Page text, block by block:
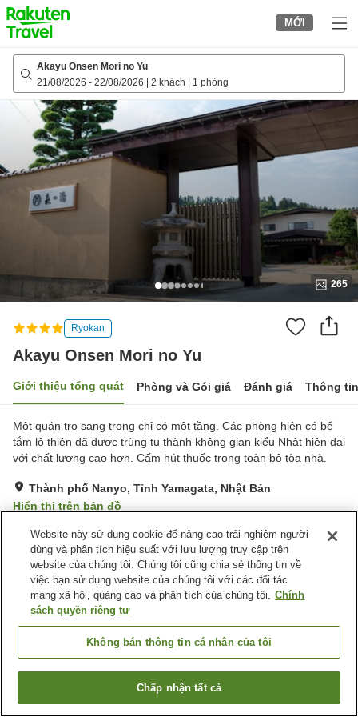
to
top
page
MỚI
Akayu Onsen Mori no Yu
21/08/2026 - 22/08/2026 2 khách 1 phòng
265
Ryokan
Akayu Onsen Mori no Yu
Giới thiệu tổng quát Phòng và Gói giá Đánh giá Thông
Một quán trọ sang trọng chỉ có một tầng. Các phòng hiện có bể
tắm lộ thiên đã được trùng tu thành không gian kiểu Nhật hiện đại
với chất lượng cao hơn. Cấm hút thuốc trong toàn bộ tòa nhà.
Thành phố Nanyo, Tỉnh Yamagata, Nhật Bản
Hiển thị trên bản đồ
Tuyệt vời Đánh giá:121lượt
Tiện nghi chỗ nghỉ
Bãi đỗ xe
Spa / Salon
Phòng ăn riêng
Trang chủ Nhật Bản Tỉnh Yamagata
Thành phố Nanyo
Akayu Onsen Mori no Yu
Tìm phòng trống
Website này sử dụng cookie để nâng cao trải nghiệm người
dùng và phân tích hiệu suất với lưu lượng truy cập trên
website của chúng tôi. Chúng tôi cũng chia sẻ thông tin về
việc bạn sử dụng website của chúng tôi với các đối tác
mạng xã hội, quảng cáo và phân tích của chúng tôi. Chính
sách quyền riêng tư
Không bán thông tin cá nhân của tôi
Chấp nhận tất cả